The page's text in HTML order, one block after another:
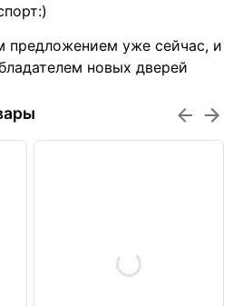
предложением уже сейчас, и
новых дверей